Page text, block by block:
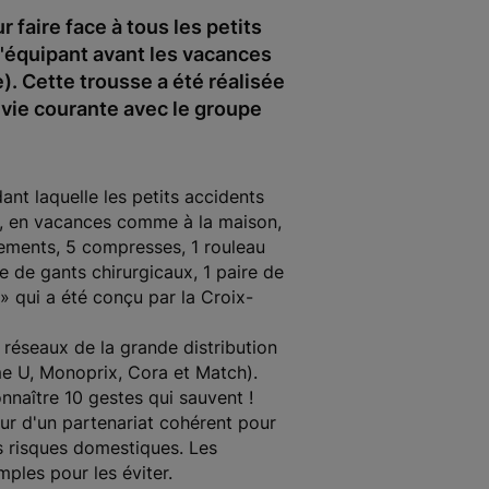
faire face à tous les petits
avant les vacances
Cette trousse a été réalisée
courante avec le groupe
laquelle les petits accidents
vacances comme à la maison,
5 compresses, 1 rouleau
de gants chirurgicaux, 1 paire de
qui a été conçu par la Croix-
de la grande distribution
U, Monoprix, Cora et Match).
10 gestes qui sauvent !
d'un partenariat cohérent pour
domestiques. Les
pour les éviter.